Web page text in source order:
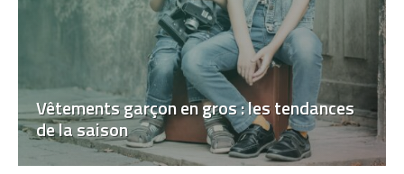
Vêtements garçon en gros : les tendances
de la saison